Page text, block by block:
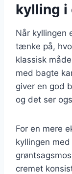
kylling i
Når
tænke på,
klassisk
med bagte
giver en god
og det ser
For en mere
kyllingen
cremet